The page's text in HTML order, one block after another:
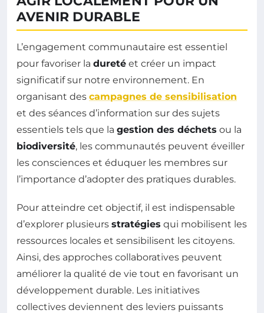
AVENIR DURABLE
L’engagement communautaire est essentiel
pour favoriser la dureté et créer un impact
significatif sur notre environnement. En
organisant des campagnes de sensibilisation
et des séances d’information sur des sujets
essentiels tels que la gestion des déchets ou la
biodiversité, les communautés peuvent éveiller
les consciences et éduquer les membres sur
l’importance d’adopter des pratiques durables.
Pour atteindre cet objectif, il est indispensable
d’explorer plusieurs stratégies qui mobilisent les
ressources locales et sensibilisent les citoyens.
Ainsi, des approches collaboratives peuvent
améliorer la qualité de vie tout en favorisant un
développement durable. Les initiatives
collectives deviennent des leviers puissants